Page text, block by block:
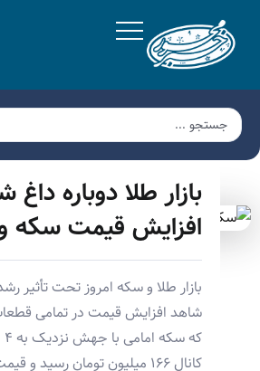
بازار طلا دوباره
افزایش قیمت سکه
بازار طلا و سکه امروز تحت تأثیر
شاهد افزایش قیمت در تمامی